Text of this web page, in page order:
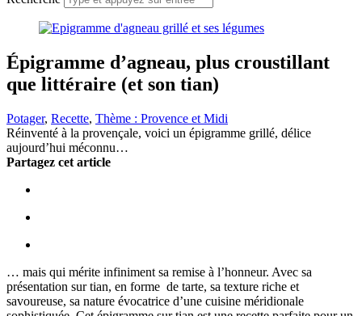
Épigramme d’agneau, plus croustillant
que littéraire (et son tian)
Potager, Recette, Thème : Provence et Midi
Réinventé à la provençale, voici un épigramme grillé, délice
aujourd’hui méconnu…
Partagez cet article
… mais qui mérite infiniment sa remise à l’honneur. Avec sa
présentation sur tian, en forme de tarte, sa texture riche et
savoureuse, sa nature évocatrice d’une cuisine méridionale